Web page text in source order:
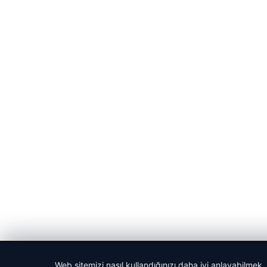
Web sitemizi nasıl kullandığınızı daha iyi